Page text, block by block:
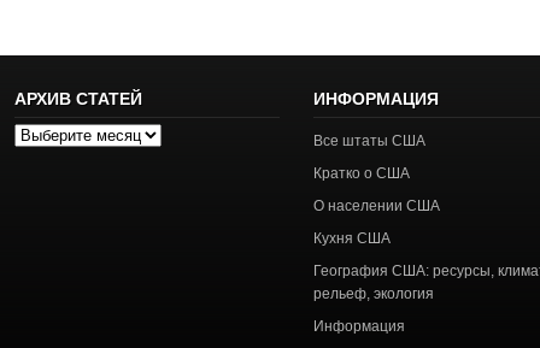
АРХИВ СТАТЕЙ
Архив
ИНФОРМАЦИЯ
Все штаты США
Кратко о США
О населении США
Кухня США
География США: ресурсы,
рельеф, экология
Информация